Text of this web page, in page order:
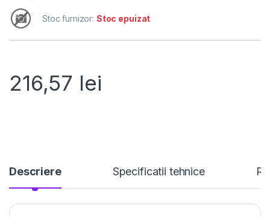
Stoc furnizor: Stoc epuizat
216,57 lei
Descriere Specificatii tehnice